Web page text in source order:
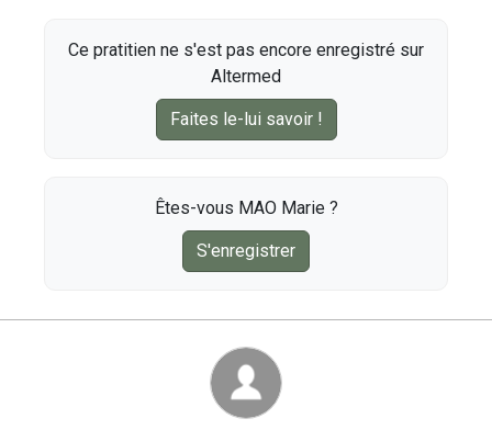
Ce pratitien ne s'est pas encore enregistré sur
Altermed
Faites le-lui savoir !
Êtes-vous MAO Marie ?
S'enregistrer